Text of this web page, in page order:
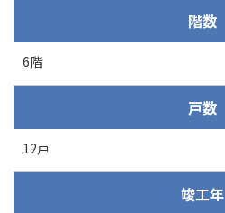
階数
6階
戸数
12戸
竣工年